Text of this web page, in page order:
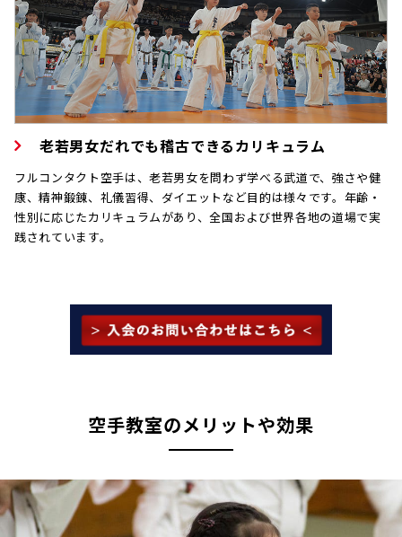
老若男女だれでも稽古できるカリキュラム
フルコンタクト空手は、老若男女を問わず学べる武道で、強さや健
康、精神鍛錬、礼儀習得、ダイエットなど目的は様々です。年齢・
性別に応じたカリキュラムがあり、全国および世界各地の道場で実
践されています。
空手教室のメリットや効果